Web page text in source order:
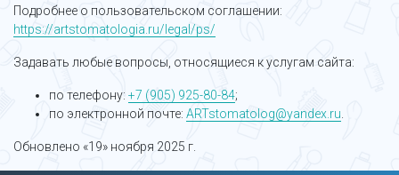
Подробнее о пользовательском соглашении:
https://artstomatologia.ru/legal/ps/
Задавать любые вопросы, относящиеся к услугам сайта:
по телефону: +7 (905) 925-80-84;
по электронной почте: ARTstomatolog@yandex.ru
Обновлено «19» ноября 2025 г.